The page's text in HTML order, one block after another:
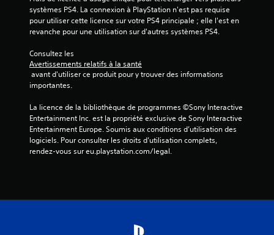
systèmes PS4. La connexion à PlayStation n'est pas requise
pour utiliser cette licence sur votre PS4 principale ; elle l'est en
revanche pour une utilisation sur d'autres systèmes PS4.
Consultez les
Avertissements relatifs à la santé
importantes.
La licence de la bibliothèque de programmes ©Sony Interactive
Entertainment Inc. est la propriété exclusive de Sony Interactive
Entertainment Europe. Soumis aux conditions d’utilisation des
logiciels. Pour consulter les droits d’utilisation complets,
rendez-vous sur eu.playstation.com/legal.